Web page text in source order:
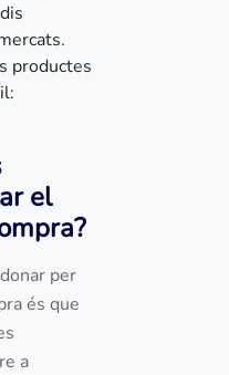
productes
el
per
és que
a